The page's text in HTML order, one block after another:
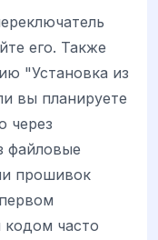
его. Также
"Установка из
вы планируете
через
файловые
прошивок
часто